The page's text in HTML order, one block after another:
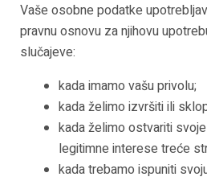
Vaše osobne podatke
pravnu osnovu za njihovu
slučajeve:
kada imamo vašu privolu;
kada želimo izvršiti ili
kada želimo ostvariti
legitimne interese treće
kada trebamo ispuniti